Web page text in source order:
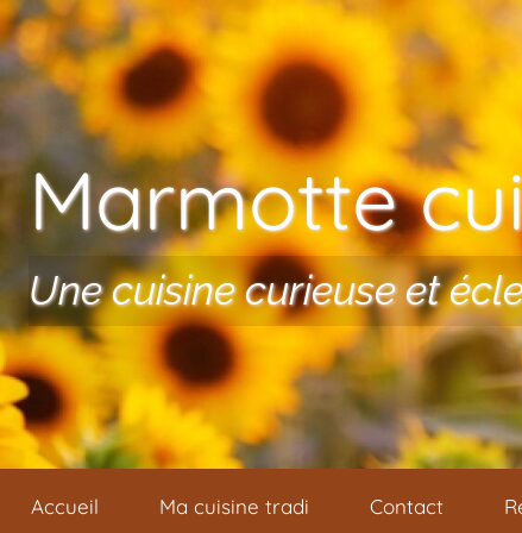
Aller au contenu
Marmotte
Une cuisine curieuse et
Accueil Ma cuisine tradi Contact